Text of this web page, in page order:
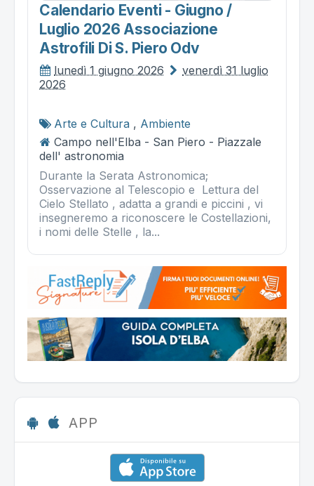
Calendario Eventi - Giugno /
Luglio 2026 Associazione
Astrofili Di S. Piero Odv
lunedì 1 giugno 2026
venerdì 31 luglio
2026
Arte e Cultura , Ambiente
Campo nell'Elba - San Piero - Piazzale
dell' astronomia
Durante la Serata Astronomica;
Osservazione al Telescopio e Lettura del
Cielo Stellato , adatta a grandi e piccini , vi
insegneremo a riconoscere le Costellazioni,
i nomi delle Stelle , la...
APP